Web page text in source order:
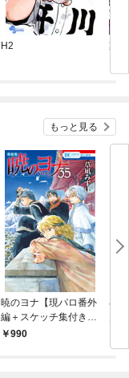
H2 薬
もっと見る
暁のヨナ【現パロ番外
編＋スケッチ集付き特
装版】 35巻
990
小